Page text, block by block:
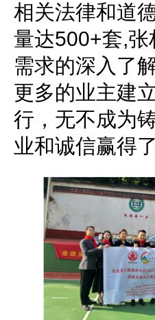
相关法律和道
量达500+套,张
需求的深入了
更多的业主建
行，无不成为
业和诚信赢得